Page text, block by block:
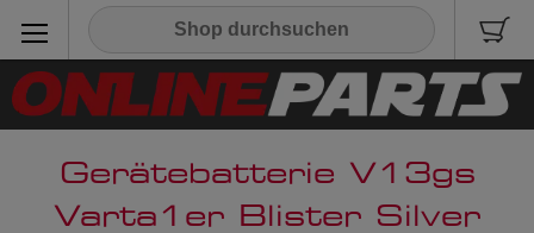
Gerätebatterie V13gs
Varta1er Blister Silver